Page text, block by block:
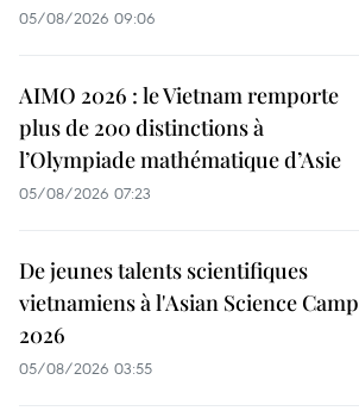
05/08/2026 09:06
AIMO 2026 : le Vietnam remporte
plus de 200 distinctions à
l’Olympiade mathématique d’Asie
05/08/2026 07:23
De jeunes talents scientifiques
vietnamiens à l'Asian Science Camp
2026
05/08/2026 03:55